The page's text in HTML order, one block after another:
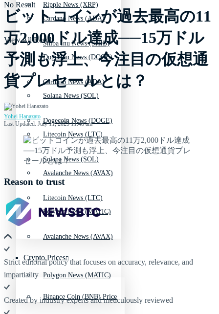
Cardano News (ADA)
Dogecoin News (DOGE)
Solana News (SOL)
Litecoin News (LTC)
Avalanche News (AVAX)
Polygon News (MATIC)
Crypto Prices
Binance Coin (BNB) Price
Ripple News (XRP)
Shiba Inu News (SHIB)
Cardano News (ADA)
Dogecoin News (DOGE)
Solana News (SOL)
Litecoin News (LTC)
Avalanche News (AVAX)
Polygon News (MATIC)
No Result
View All Result
ビットコインが過去最高の11
万2,000ドル達成──15万ドル
予測も浮上、今注目の仮想通
貨プレセールとは？
Yohei Hanazato
Last Updated: July 11, 2025 11:48 am
Reason to trust
Strict editorial policy that focuses on accuracy, relevance, and
impartiality
Created by industry experts and meticulously reviewed